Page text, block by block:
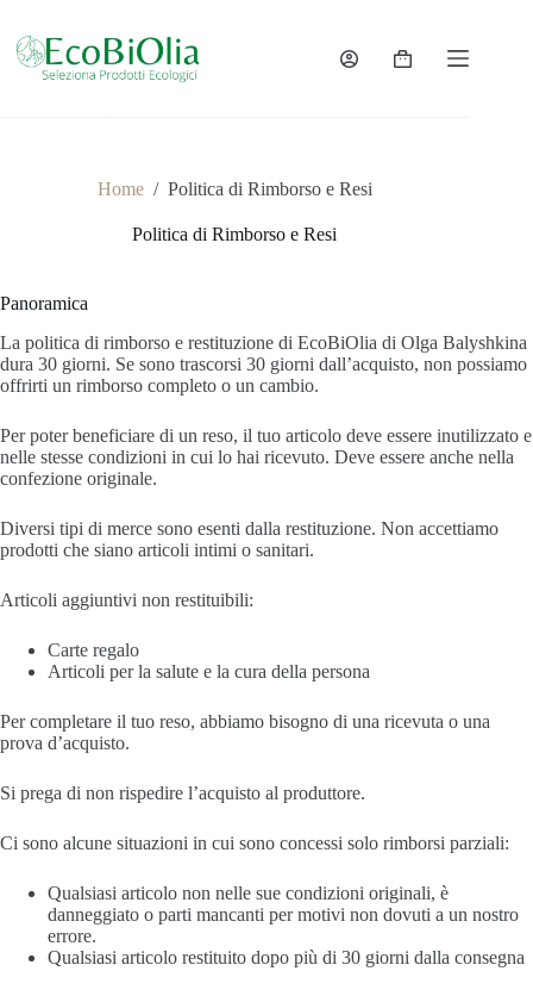
contenuto
Carrello
Home / Politica di Rimborso e Resi
Politica di Rimborso e Resi
Panoramica
La politica di rimborso e restituzione di EcoBiOlia di Olga Balyshkina
dura 30 giorni. Se sono trascorsi 30 giorni dall’acquisto, non possiamo
offrirti un rimborso completo o un cambio.
Per poter beneficiare di un reso, il tuo articolo deve essere inutilizzato e
nelle stesse condizioni in cui lo hai ricevuto. Deve essere anche nella
confezione originale.
Diversi tipi di merce sono esenti dalla restituzione. Non accettiamo
prodotti che siano articoli intimi o sanitari.
Articoli aggiuntivi non restituibili:
Carte regalo
Articoli per la salute e la cura della persona
Per completare il tuo reso, abbiamo bisogno di una ricevuta o una
prova d’acquisto.
Si prega di non rispedire l’acquisto al produttore.
Ci sono alcune situazioni in cui sono concessi solo rimborsi parziali:
Qualsiasi articolo non nelle sue condizioni originali, è
danneggiato o parti mancanti per motivi non dovuti a un nostro
errore.
Qualsiasi articolo restituito dopo più di 30 giorni dalla consegna